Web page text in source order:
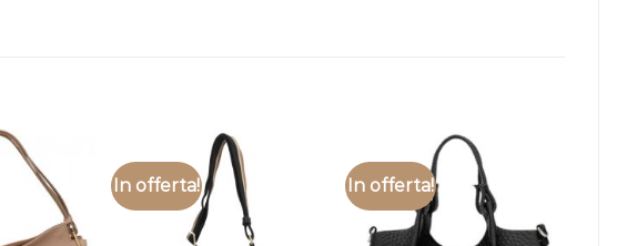
In offerta! In offerta!